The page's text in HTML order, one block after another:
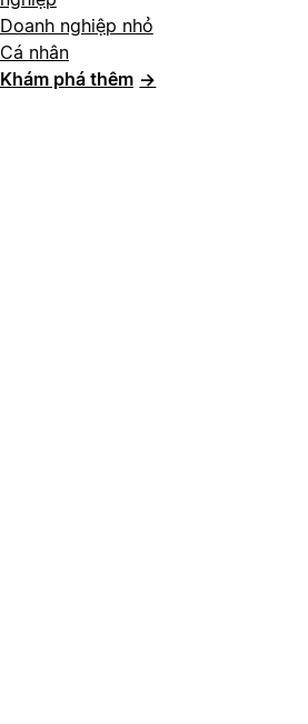
Doanh nghiệp nhỏ
Cá nhân
Khám phá thêm →